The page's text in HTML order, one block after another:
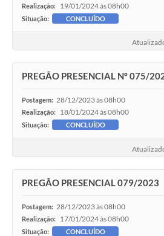
Realização: 19/01/2024 às 08h00
Situação: CONCLUÍDO
PREGÃO PRESENCIAL Nº 075/
Postagem: 28/12/2023 às 08h00
Realização: 18/01/2024 às 08h00
Situação: CONCLUÍDO
PREGÃO PRESENCIAL 079/2023
Postagem: 28/12/2023 às 08h00
Realização: 17/01/2024 às 08h00
Situação: CONCLUÍDO